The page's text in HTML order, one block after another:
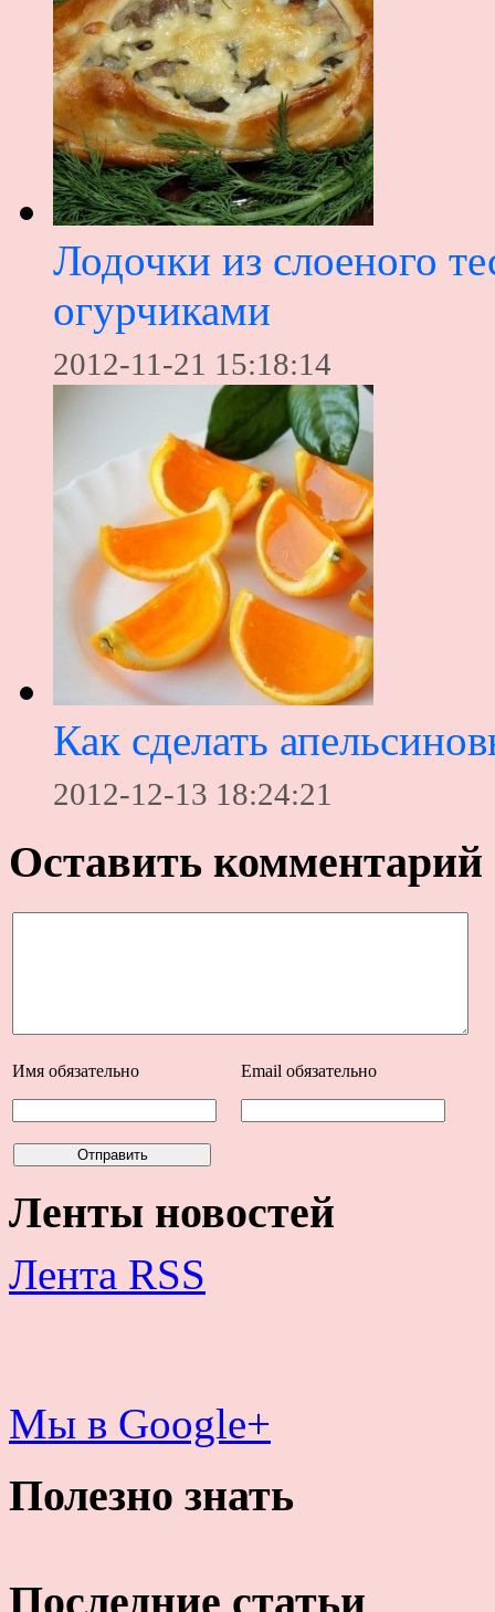
Лодочки из слоеного
огурчиками
2012-11-21 15:18:14
Как сделать
2012-12-13 18:24:21
Оставить комментарий
Имя обязательно Email обязательно
Ленты новостей
Лента RSS
Мы в Google+
Полезно знать
Последние статьи